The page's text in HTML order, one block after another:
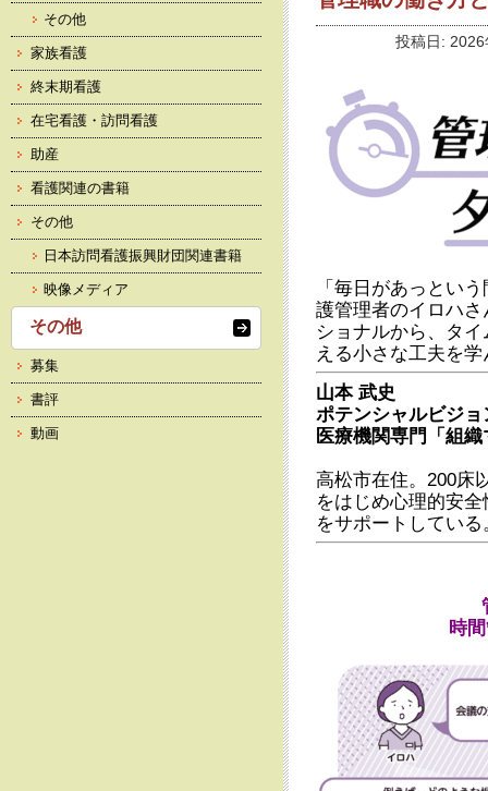
投稿日:
「毎日があっとい
護管理者のイロハ
ショナルから、タ
える小さな工夫を
山本 武史
ポテンシャルビジョ
医療機関専門「組
高松市在住。200床
をはじめ心理的安
をサポートしている
時
その他
家族看護
終末期看護
在宅看護・訪問看護
助産
看護関連の書籍
その他
日本訪問看護振興財団関連書籍
映像メディア
その他
募集
書評
動画